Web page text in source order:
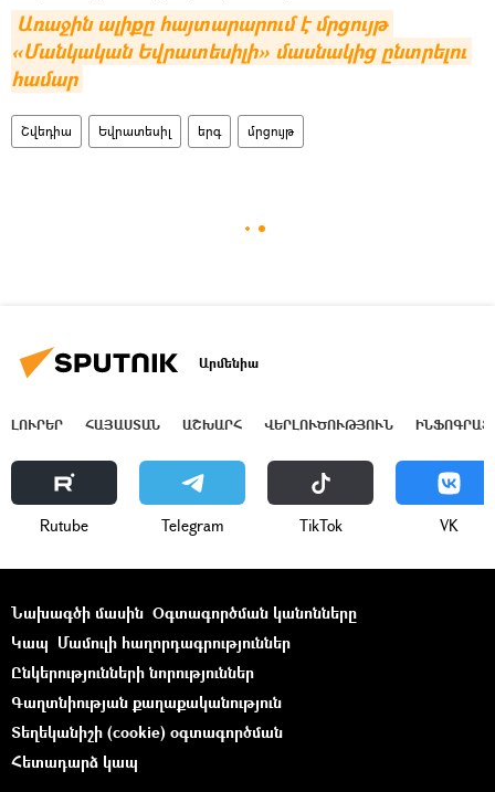
Առաջին ալիքը հայտարարում է մրցույթ
«Մանկական Եվրատեսիլի» մասնակից ընտրելու
համար
Շվեդիա Եվրատեսիլ երգ մրցույթ
Արմենիա
ԼՈՒՐԵՐ ՀԱՅԱՍՏԱՆ ԱՇԽԱՐՀ ՎԵՐԼՈՒԾՈՒԹՅՈՒՆ
Rutube Telegram ТikТоk VK
Նախագծի մասին Օգտագործման կանոնները
Կապ Մամուլի հաղորդագրություններ
Ընկերությունների նորություններ
Գաղտնիության քաղաքականություն
Տեղեկանիշի (cookie) օգտագործման
Հետադարձ կապ